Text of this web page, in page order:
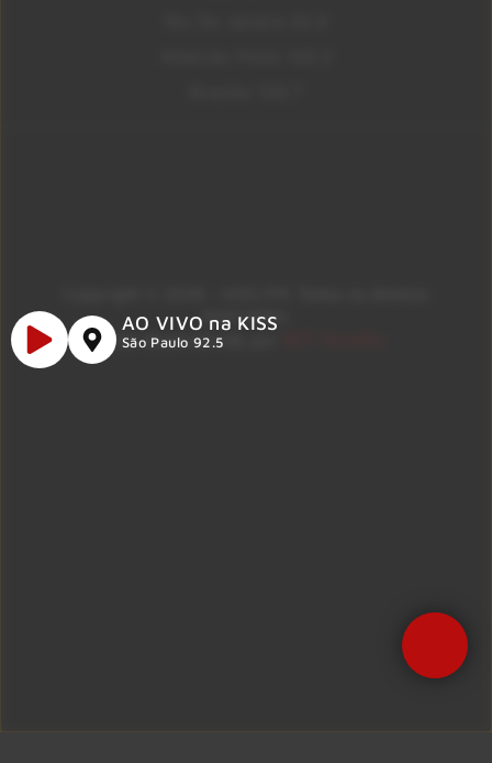
reservados.
Site desenvolvido por
AO VIVO na KISS
São Paulo 92.5